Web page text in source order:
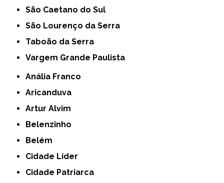
São Caetano do Sul
São Lourenço da Serra
Taboão da Serra
Vargem Grande Paulista
Anália Franco
Aricanduva
Artur Alvim
Belenzinho
Belém
Cidade Líder
Cidade Patriarca